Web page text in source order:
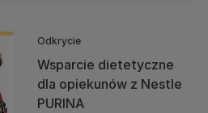
Odkrycie
Wsparcie dietetyczne
dla opiekunów z Nestle
PURINA